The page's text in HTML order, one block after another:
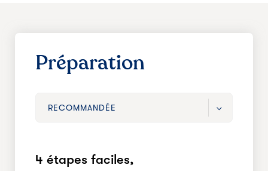
Préparation
RECOMMANDÉE
RAPIDE
4 étapes faciles,